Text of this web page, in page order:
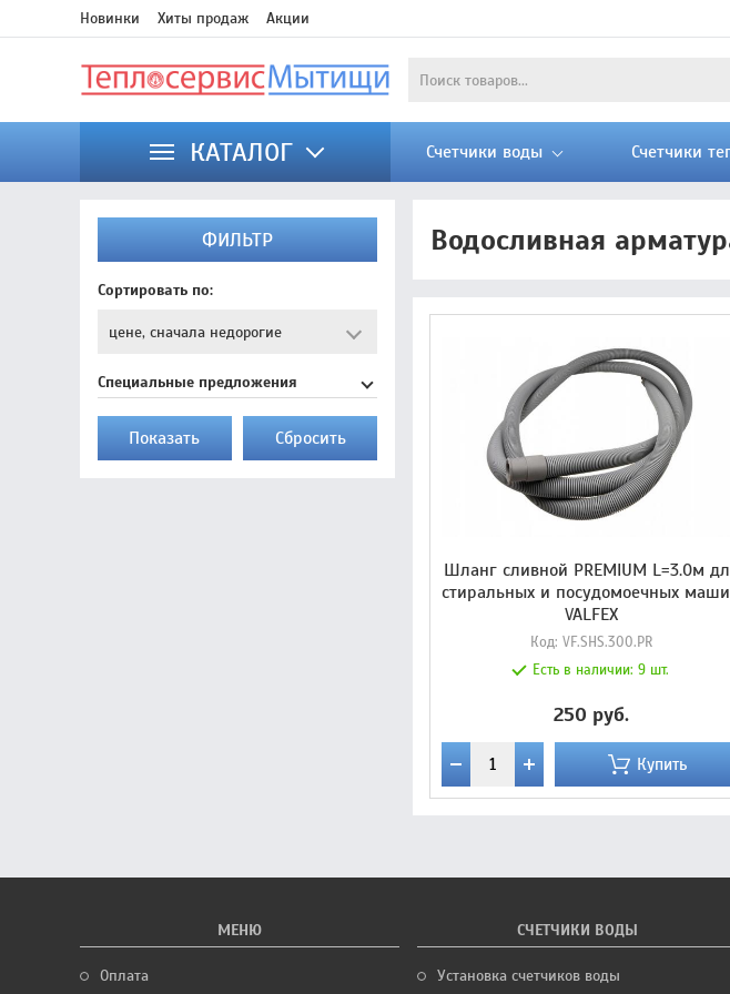
Новинки Хиты продаж Акции
КАТАЛОГ Счетчики воды Счетчики
ФИЛЬТР
Сортировать по:
Специальные предложения
Показать Cбросить
Водосливная
Шланг сливной PREMIUM L=3.0м
стиральных и посудомоечных
VALFEX
Код: VF.SHS.300.PR
Есть в наличии:9 шт.
250 руб.
Купить
МЕНЮ
Оплата
СЧЕТЧИКИ ВОДЫ
Установка счетчиков воды